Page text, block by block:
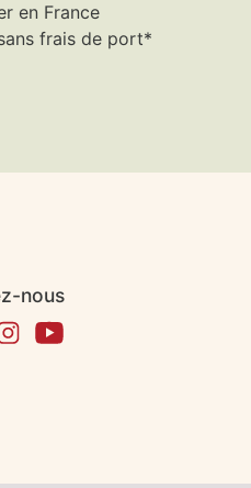
en France
frais de port*
nous